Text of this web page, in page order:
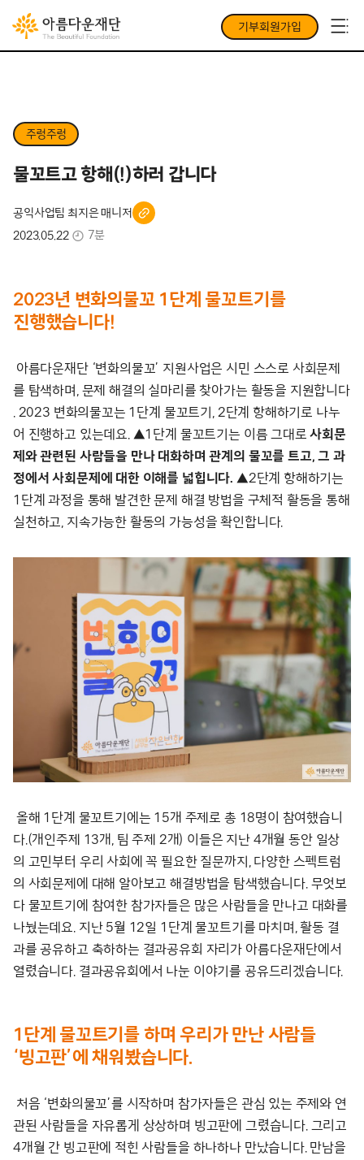
기부회원가입
주렁주렁
물꼬트고 항해(!)하러 갑니다
공익사업팀 최지은 매니저
2023.05.22
7분
2023년 변화의물꼬 1단계 물꼬트기를
진행했습니다!
아름다운재단 ‘변화의물꼬’ 지원사업은 시민 스스로 사회문제
를 탐색하며, 문제 해결의 실마리를 찾아가는 활동을 지원합니다
. 2023 변화의물꼬는 1단계 물꼬트기, 2단계 항해하기로 나누
어 진행하고 있는데요. ▲1단계 물꼬트기는 이름 그대로사회문
제와 관련된 사람들을 만나 대화하며 관계의 물꼬를 트고, 그 과
정에서 사회문제에 대한 이해를 넓힙니다. ▲2단계 항해하기는
1단계 과정을 통해 발견한 문제 해결 방법을 구체적 활동을 통해
실천하고, 지속가능한 활동의 가능성을 확인합니다.
올해 1단계 물꼬트기에는 15개 주제로 총 18명이 참여했습니
다.(개인주제 13개, 팀 주제 2개) 이들은 지난 4개월 동안 일상
의 고민부터 우리 사회에 꼭 필요한 질문까지, 다양한 스펙트럼
의 사회문제에 대해 알아보고 해결방법을 탐색했습니다. 무엇보
다 물꼬트기에 참여한 참가자들은 많은 사람들을 만나고 대화를
나눴는데요. 지난 5월 12일 1단계 물꼬트기를 마치며, 활동 결
과를 공유하고 축하하는 결과공유회 자리가 아름다운재단에서
열렸습니다. 결과공유회에서 나눈 이야기를 공유드리겠습니다.
1단계 물꼬트기를 하며 우리가 만난 사람들
‘빙고판’에 채워봤습니다.
처음 ‘변화의물꼬’를 시작하며 참가자들은 관심 있는 주제와 연
관된 사람들을 자유롭게 상상하며 빙고판에 그렸습니다. 그리고
4개월 간 빙고판에 적힌 사람들을 하나하나 만났습니다. 만남을